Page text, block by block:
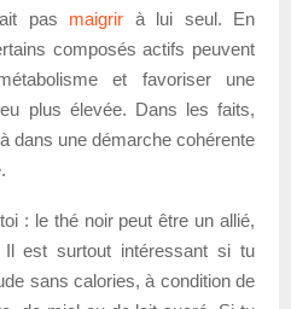
pas maigrir à lui seul. En
composés actifs peuvent
et favoriser une
plus élevée. Dans les faits,
dans une démarche cohérente
: le thé noir peut être un allié,
est surtout intéressant si tu
sans calories, à condition de